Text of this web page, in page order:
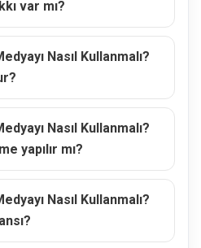
var mı?
Nasıl Kullanmalı?
Nasıl Kullanmalı?
yapılır mı?
Nasıl Kullanmalı?